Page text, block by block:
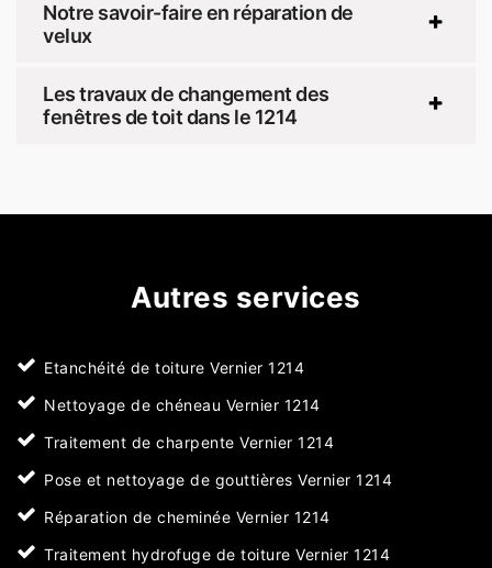
Notre savoir-faire en réparation de
velux
Les travaux de changement des
fenêtres de toit dans le 1214
Autres services
Etanchéité de toiture Vernier 1214
Nettoyage de chéneau Vernier 1214
Traitement de charpente Vernier 1214
Pose et nettoyage de gouttières Vernier 1214
Réparation de cheminée Vernier 1214
Traitement hydrofuge de toiture Vernier 1214